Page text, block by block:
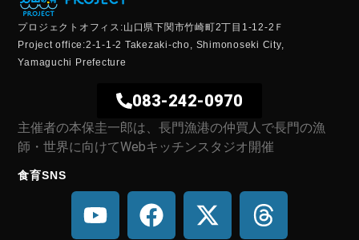
プロジェクトオフィス:山口県下関市竹崎町2丁目1-12-2Ｆ
Project office:2-1-1-2 Takezaki-cho, Shimonoseki City,
Yamaguchi Prefecture
083-242-0970
主催者の本保圭一郎は、長門漁港の仲買人で長門の漁
師・世界に向けてWebキッチンスタジオ開催
食育SNS